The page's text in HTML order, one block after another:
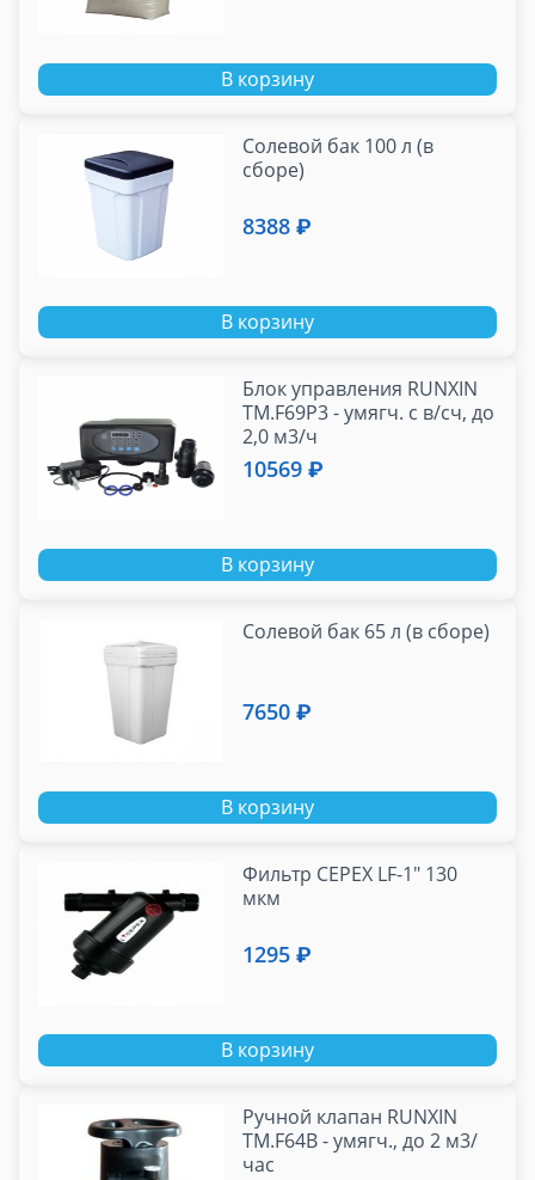
В корзину
Солевой бак 100 л (в
сборе)
8388 ₽
В корзину
Блок управления RUNXIN
TM.F69P3 - умягч. с в/сч, до
2,0 м3/ч
10569 ₽
В корзину
Cолевой бак 65 л (в сборе)
7650 ₽
В корзину
Фильтр CEPEX LF-1" 130
мкм
1295 ₽
В корзину
Ручной клапан RUNXIN
TM.F64B - умягч., до 2 м3/
час